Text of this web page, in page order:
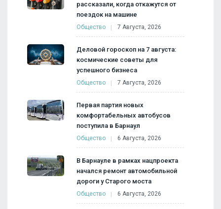
рассказали, когда откажутся от
поездок на машине
Общество 7 Августа, 2026
Деловой гороскоп на 7 августа:
космические советы для
успешного бизнеса
Общество 7 Августа, 2026
Первая партия новых
комфортабельных автобусов
поступила в Барнаул
Общество 6 Августа, 2026
В Барнауле в рамках нацпроекта
начался ремонт автомобильной
дороги у Старого моста
Общество 6 Августа, 2026